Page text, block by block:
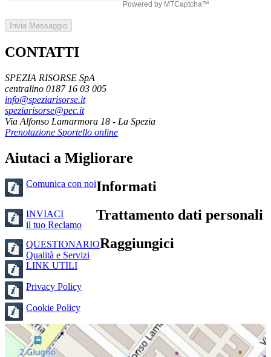
Invia Messaggio
CONTATTI
SPEZIA RISORSE SpA
centralino 0187 16 03 005
info@speziarisorse.it
speziarisorse@pec.it
Via Alfonso Lamarmora 18 - La Spezia
Prenotazione Sportello online
Aiutaci a Migliorare
Comunica con noi
INVIACI
il tuo Reclamo
QUESTIONARIO
Qualità e Servizi
Informati
LINK UTILI
Trattamento dati personali
Privacy Policy
Cookie Policy
Raggiungici